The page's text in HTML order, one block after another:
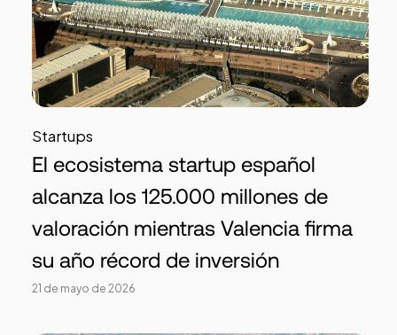
Startups
El ecosistema startup español
alcanza los 125.000 millones de
valoración mientras Valencia firma
su año récord de inversión
21 de mayo de 2026